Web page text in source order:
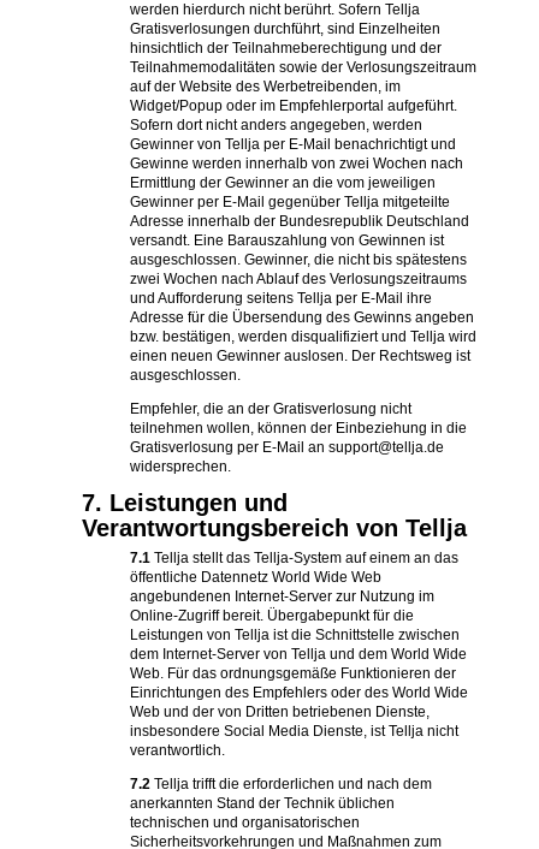
werden hierdurch nicht berührt. Sofern Tellja
Gratisverlosungen durchführt, sind Einzelheiten
hinsichtlich der Teilnahmeberechtigung und der
Teilnahmemodalitäten sowie der Verlosungszeitraum
auf der Website des Werbetreibenden, im
Widget/Popup oder im Empfehlerportal aufgeführt.
Sofern dort nicht anders angegeben, werden
Gewinner von Tellja per E-Mail benachrichtigt und
Gewinne werden innerhalb von zwei Wochen nach
Ermittlung der Gewinner an die vom jeweiligen
Gewinner per E-Mail gegenüber Tellja mitgeteilte
Adresse innerhalb der Bundesrepublik Deutschland
versandt. Eine Barauszahlung von Gewinnen ist
ausgeschlossen. Gewinner, die nicht bis spätestens
zwei Wochen nach Ablauf des Verlosungszeitraums
und Aufforderung seitens Tellja per E-Mail ihre
Adresse für die Übersendung des Gewinns angeben
bzw. bestätigen, werden disqualifiziert und Tellja wird
einen neuen Gewinner auslosen. Der Rechtsweg ist
ausgeschlossen.
Empfehler, die an der Gratisverlosung nicht
teilnehmen wollen, können der Einbeziehung in die
Gratisverlosung per E-Mail an support@tellja.de
widersprechen.
7. Leistungen und
Verantwortungsbereich von Tellja
7.1 Tellja stellt das Tellja-System auf einem an das
öffentliche Datennetz World Wide Web
angebundenen Internet-Server zur Nutzung im
Online-Zugriff bereit. Übergabepunkt für die
Leistungen von Tellja ist die Schnittstelle zwischen
dem Internet-Server von Tellja und dem World Wide
Web. Für das ordnungsgemäße Funktionieren der
Einrichtungen des Empfehlers oder des World Wide
Web und der von Dritten betriebenen Dienste,
insbesondere Social Media Dienste, ist Tellja nicht
verantwortlich.
7.2 Tellja trifft die erforderlichen und nach dem
anerkannten Stand der Technik üblichen
technischen und organisatorischen
Sicherheitsvorkehrungen und Maßnahmen zum